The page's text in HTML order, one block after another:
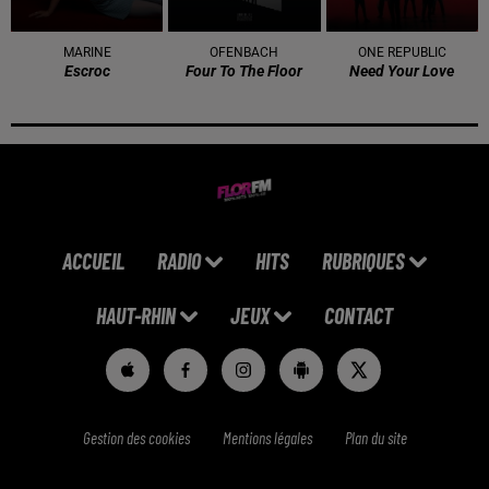
MARINE
Escroc
OFENBACH
Four To The Floor
ONE REPUBLIC
Need Your Love
ACCUEIL RADIO HITS RUBRIQUES
HAUT-RHIN JEUX CONTACT
Gestion des cookies Mentions légales Plan du site